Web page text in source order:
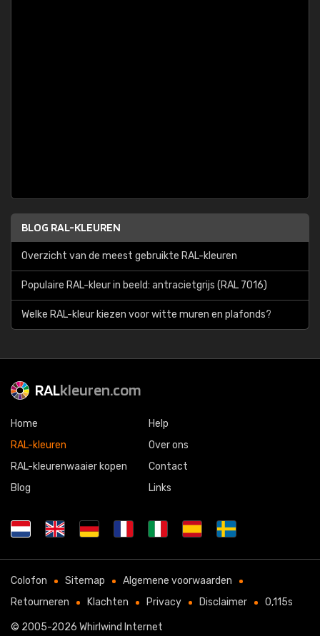
BLOG RAL-KLEUREN
Overzicht van de meest gebruikte RAL-kleuren
Populaire RAL-kleur in beeld: antracietgrijs (RAL 7016)
Welke RAL-kleur kiezen voor witte muren en plafonds?
RALkleuren.com
Home
RAL-kleuren
RAL-kleurenwaaier kopen
Blog
Help
Over ons
Contact
Links
Colofon Sitemap
Algemene voorwaarden
Retourneren
Klachten Privacy Disclaimer 0,115s
© 2005-2026 Whirlwind Internet